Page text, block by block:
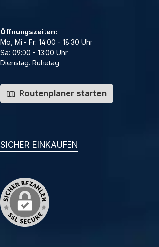
Öffnungszeiten:
Mo, Mi - Fr: 14:00 - 18:30 Uhr
Sa: 09:00 - 13:00 Uhr
Dienstag: Ruhetag
Routenplaner starten
SICHER EINKAUFEN